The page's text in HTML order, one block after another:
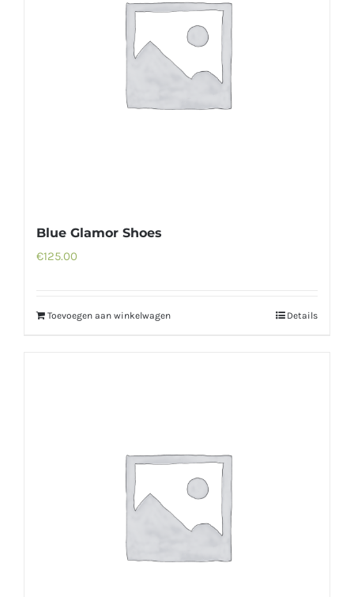
Blue Glamor Shoes
€125.00
Toevoegen aan winkelwagen Details